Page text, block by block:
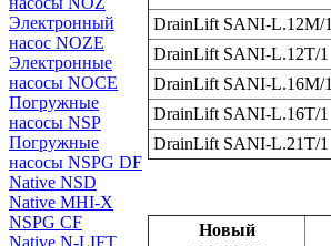
Электронный
насос NOZE
Электронные
насосы NOCE
Погружные
насосы NSP
Погружные
насосы NSPG DF
Native NSD
Native MHI-X
NSPG CF
Native N-LIFT
DrainLift SANI‐L.12M/1
DrainLift SANI‐L.12T/1
DrainLift SANI‐L.16M/1
DrainLift SANI‐L.16T/1
DrainLift SANI‐L.21T/1
Новый